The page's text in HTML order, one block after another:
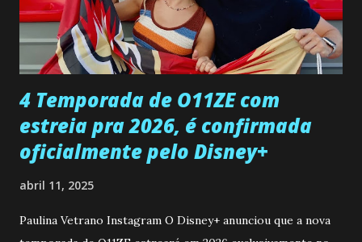
desaparecimento de Francisco, apontando que ele poderia
ter sido vítima da fúria de Gabriel. Artur informa a Gabriel
que a clínica inseminou por engano outra paciente, que está
...
4 Temporada de O11ZE com
estreia pra 2026, é confirmada
oficialmente pelo Disney+
abril 11, 2025
Paulina Vetrano Instagram O Disney+ anunciou que a nova